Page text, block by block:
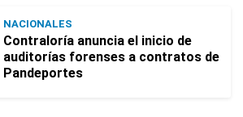
NACIONALES
Contraloría anuncia el inicio de
auditorías forenses a contratos de
Pandeportes